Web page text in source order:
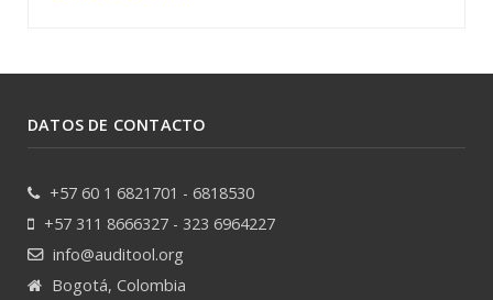
DATOS DE CONTACTO
+57 60 1 6821701 - 6818530
+57 311 8666327 - 323 6964227
info@auditool.org
Bogotá, Colombia